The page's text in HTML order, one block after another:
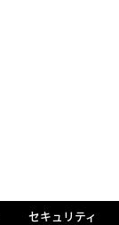
セキュリティ